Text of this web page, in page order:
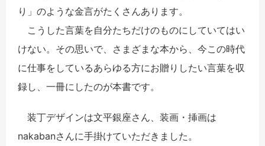
り」のような金言がたくさんあります。
こうした言葉を自分たちだけのものにしていてはい
けない。その思いで、さまざまな本から、今この時代
に仕事をしているあらゆる方にお贈りしたい言葉を収
録し、一冊にしたのが本書です。
装丁デザインは文平銀座さん、装画・挿画は
nakabanさんに手掛けていただきました。